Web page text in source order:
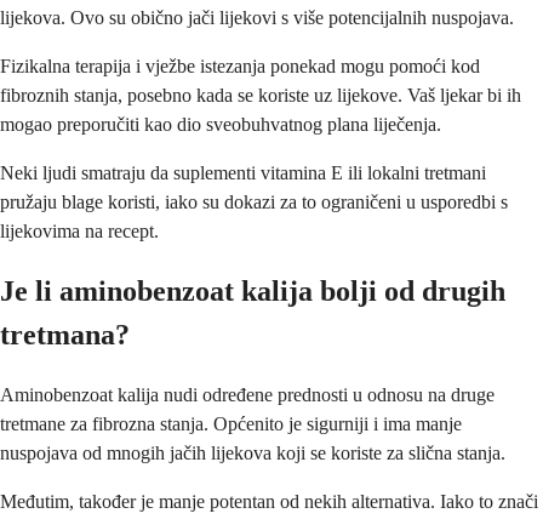
lijekova. Ovo su obično jači lijekovi s više potencijalnih nuspojava.
Fizikalna terapija i vježbe istezanja ponekad mogu pomoći kod
fibroznih stanja, posebno kada se koriste uz lijekove. Vaš ljekar bi ih
mogao preporučiti kao dio sveobuhvatnog plana liječenja.
Neki ljudi smatraju da suplementi vitamina E ili lokalni tretmani
pružaju blage koristi, iako su dokazi za to ograničeni u usporedbi s
lijekovima na recept.
Je li aminobenzoat kalija bolji od drugih
tretmana?
Aminobenzoat kalija nudi određene prednosti u odnosu na druge
tretmane za fibrozna stanja. Općenito je sigurniji i ima manje
nuspojava od mnogih jačih lijekova koji se koriste za slična stanja.
Međutim, također je manje potentan od nekih alternativa. Iako to znači